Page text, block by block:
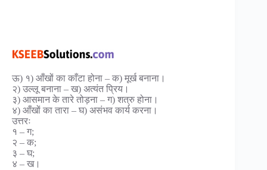
ऊ) १) आँखों का काँटा होना – क) मूर्ख बनाना।
२) उल्लू बनाना – ख) अत्यंत प्रिय।
३) आसमान के तारे तोड़ना – ग) शत्रु होना।
४) आँखों का तारा – घ) असंभव कार्य करना।
उत्तरः
१ – ग;
२ – क;
३ – घ;
४ – ख।